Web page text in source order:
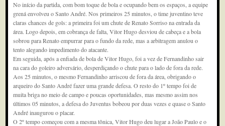
No início da partida, com bom toque de bola e ocupando bem os espaços, a equipe
grená envolveu o Santo André. Nos primeiros 25 minutos, o time juventino teve
claras chances de gols: a primeira foi um chute de Renato Sorriso na entrada da
área. Logo depois, em cobrança de falta, Vitor Hugo desviou de cabeça e a bola
sobrou para Renato empurrar para o fundo da rede, mas a arbitragem anulou o
tento alegando impedimento do atacante.
Em seguida, após a enfiada de bola de Vitor Hugo, foi a vez de Fernandinho sair
na cara do goleiro adversário, desperdiçando o chute para o lado de fora da rede.
Aos 25 minutos, o mesmo Fernandinho arriscou de fora da área, obrigando o
arqueiro do Santo André fazer uma grande defesa. O resto do 1º tempo foi de
muita briga no meio de campo e poucas oportunidades, mas mesmo assim nos
últimos 05 minutos, a defesa do Juventus bobeou por duas vezes e quase o Santo
André inaugurou o placar.
O 2º tempo começou com a mesma tônica, Vitor Hugo deu lugar a João Paulo e o